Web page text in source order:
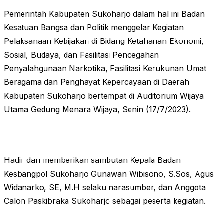
Pemerintah Kabupaten Sukoharjo dalam hal ini Badan
Kesatuan Bangsa dan Politik menggelar Kegiatan
Pelaksanaan Kebijakan di Bidang Ketahanan Ekonomi,
Sosial, Budaya, dan Fasilitasi Pencegahan
Penyalahgunaan Narkotika, Fasilitasi Kerukunan Umat
Beragama dan Penghayat Kepercayaan di Daerah
Kabupaten Sukoharjo bertempat di Auditorium Wijaya
Utama Gedung Menara Wijaya, Senin (17/7/2023).
Hadir dan memberikan sambutan Kepala Badan
Kesbangpol Sukoharjo Gunawan Wibisono, S.Sos, Agus
Widanarko, SE, M.H selaku narasumber, dan Anggota
Calon Paskibraka Sukoharjo sebagai peserta kegiatan.